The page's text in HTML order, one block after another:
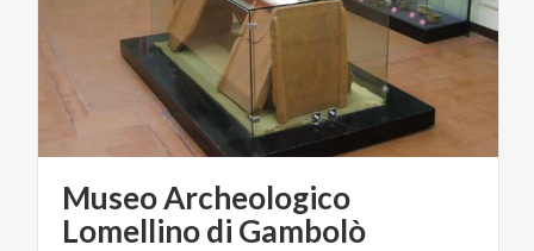
Museo Archeologico
Lomellino di Gambolò